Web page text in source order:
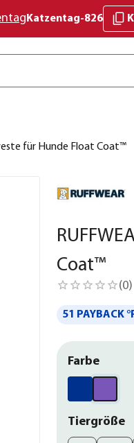
Katzentag-826
für Hunde Float Coat™
Coat™
(0)
51 PAYBACK
Farbe
Tiergröße